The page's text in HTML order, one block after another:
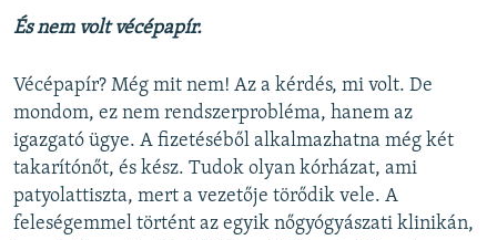
És nem volt vécépapír.
Vécépapír? Még mit nem! Az a kérdés, mi volt. De
mondom, ez nem rendszerprobléma, hanem az
igazgató ügye. A fizetéséből alkalmazhatna még két
takarítónőt, és kész. Tudok olyan kórházat, ami
patyolattiszta, mert a vezetője törődik vele. A
feleségemmel történt az egyik nőgyógyászati klinikán,